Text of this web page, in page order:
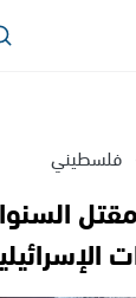
فلسطيني